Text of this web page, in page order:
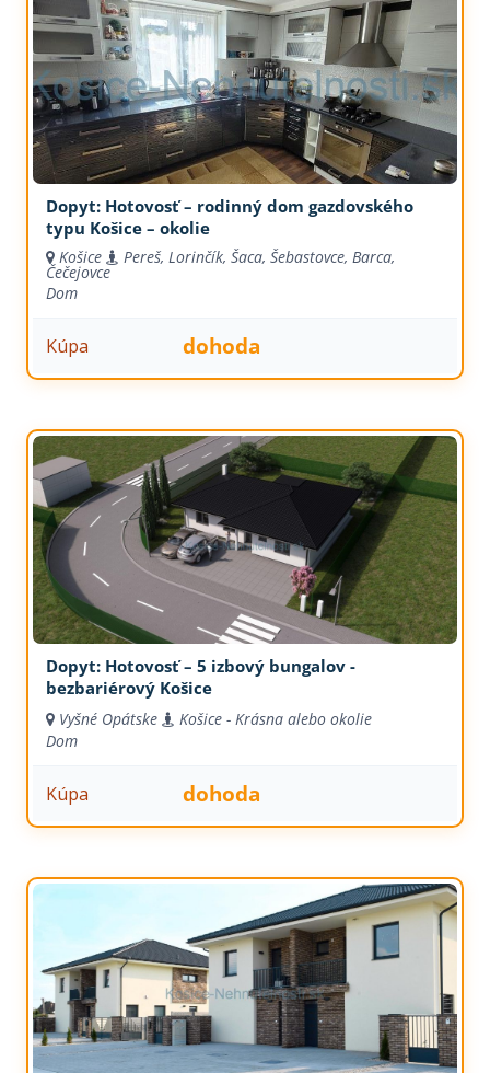
Dopyt: Hotovosť – rodinný dom gazdovského
typu Košice – okolie
Košice Pereš, Lorinčík, Šaca, Šebastovce, Barca,
Čečejovce
Dom
Kúpa dohoda
Dopyt: Hotovosť – 5 izbový bungalov -
bezbariérový Košice
Vyšné Opátske
Košice - Krásna alebo okolie
Dom
Kúpa dohoda